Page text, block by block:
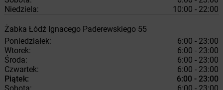
Niedziela:
10:00 - 22:00
Żabka Łódź Ignacego Paderewskiego 55
Poniedziałek:
6:00 - 23:00
Wtorek:
6:00 - 23:00
Środa:
6:00 - 23:00
Czwartek:
6:00 - 23:00
Piątek:
6:00 - 23:00